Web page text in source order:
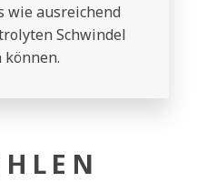
wie ausreichend
Schwindel
können.